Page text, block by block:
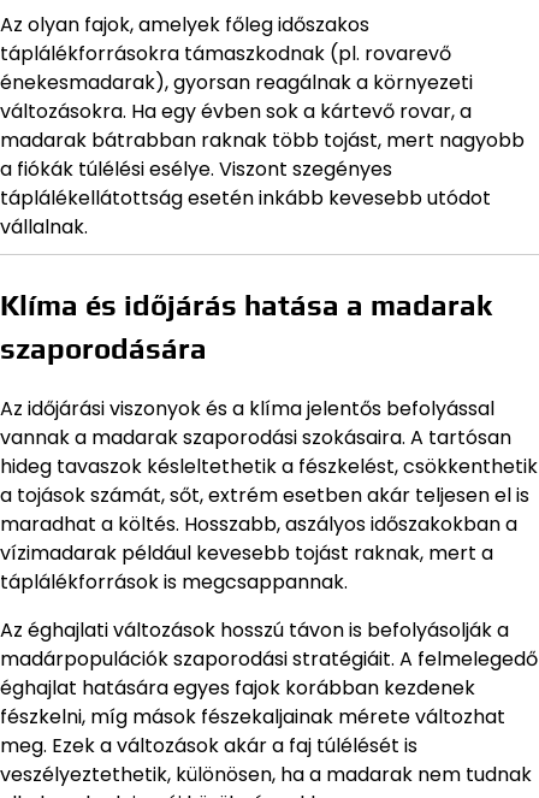
Az olyan fajok, amelyek főleg időszakos
táplálékforrásokra támaszkodnak (pl. rovarevő
énekesmadarak), gyorsan reagálnak a környezeti
változásokra. Ha egy évben sok a kártevő rovar, a
madarak bátrabban raknak több tojást, mert nagyobb
a fiókák túlélési esélye. Viszont szegényes
táplálékellátottság esetén inkább kevesebb utódot
vállalnak.
Klíma és időjárás hatása a madarak
szaporodására
Az időjárási viszonyok és a klíma jelentős befolyással
vannak a madarak szaporodási szokásaira. A tartósan
hideg tavaszok késleltethetik a fészkelést, csökkenthetik
a tojások számát, sőt, extrém esetben akár teljesen el is
maradhat a költés. Hosszabb, aszályos időszakokban a
vízimadarak például kevesebb tojást raknak, mert a
táplálékforrások is megcsappannak.
Az éghajlati változások hosszú távon is befolyásolják a
madárpopulációk szaporodási stratégiáit. A felmelegedő
éghajlat hatására egyes fajok korábban kezdenek
fészkelni, míg mások fészekaljainak mérete változhat
meg. Ezek a változások akár a faj túlélését is
veszélyeztethetik, különösen, ha a madarak nem tudnak